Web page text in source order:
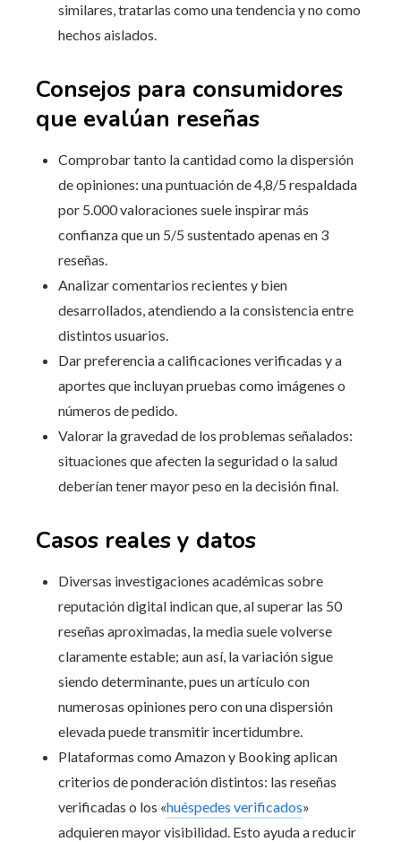
similares, tratarlas como una tendencia y no como
hechos aislados.
Consejos para consumidores
que evalúan reseñas
Comprobar tanto la cantidad como la dispersión
de opiniones: una puntuación de 4,8/5 respaldada
por 5.000 valoraciones suele inspirar más
confianza que un 5/5 sustentado apenas en 3
reseñas.
Analizar comentarios recientes y bien
desarrollados, atendiendo a la consistencia entre
distintos usuarios.
Dar preferencia a calificaciones verificadas y a
aportes que incluyan pruebas como imágenes o
números de pedido.
Valorar la gravedad de los problemas señalados:
situaciones que afecten la seguridad o la salud
deberían tener mayor peso en la decisión final.
Casos reales y datos
Diversas investigaciones académicas sobre
reputación digital indican que, al superar las 50
reseñas aproximadas, la media suele volverse
claramente estable; aun así, la variación sigue
siendo determinante, pues un artículo con
numerosas opiniones pero con una dispersión
elevada puede transmitir incertidumbre.
Plataformas como Amazon y Booking aplican
criterios de ponderación distintos: las reseñas
verificadas o los «huéspedes verificados»
adquieren mayor visibilidad. Esto ayuda a reducir